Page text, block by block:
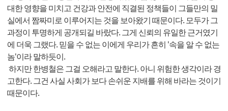
대한 영향을 미치고 건강과 안전에 직결된 정책들이 그들만의 밀
실에서 짬짜미로 이루어지는 것을 보아왔기 때문이다. 모두가 그
과정이 투명하게 공개되길 바랐다. 그게 신뢰의 유일한 근거였기
에 더욱 그랬다. 믿을 수 없는 이에게 우리가 흔히 '속을 알 수 없는
놈'이라 말하듯이.
하지만 한병철은 그걸 오해라고 말한다. 아니 위험한 생각이라 경
고한다. 그건 사실 사회가 보다 손쉬운 지배를 위해 바라는 것이기
때문이다.